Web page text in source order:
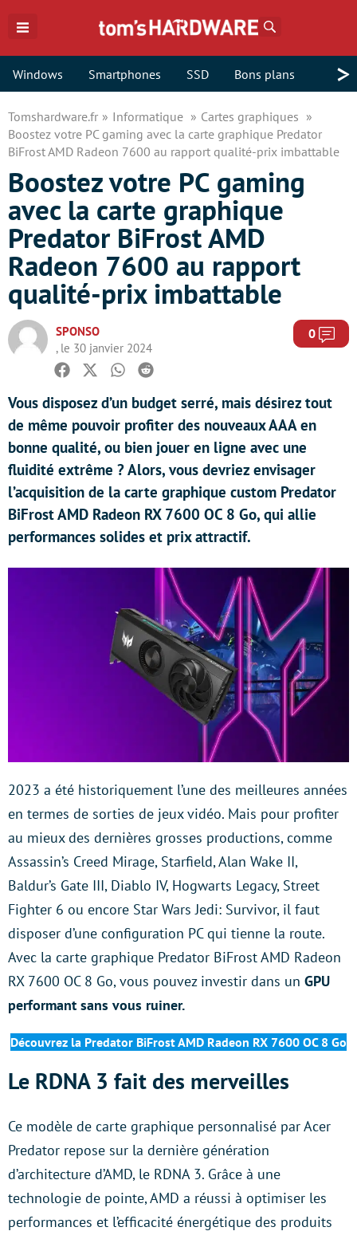
Windows Smartphones SSD Bons plans >
Tomshardware.fr Informatique
Cartes graphiques
Boostez votre PC gaming avec la carte graphique Predator
BiFrost AMD Radeon 7600 au rapport qualité-prix imbattable
Boostez votre PC gaming
avec la carte graphique
Predator BiFrost AMD
Radeon 7600 au rapport
qualité-prix imbattable
SPONSO
, le 30 janvier 2024
0
Facebook
TwitterWhatsapp
Reddit
Vous disposez d’un budget serré, mais désirez tout
de même pouvoir profiter des nouveaux AAA en
bonne qualité, ou bien jouer en ligne avec une
fluidité extrême ? Alors, vous devriez envisager
l’acquisition de la carte graphique custom Predator
BiFrost AMD Radeon RX 7600 OC 8 Go, qui allie
performances solides et prix attractif.
2023 a été historiquement l’une des meilleures années
en termes de sorties de jeux vidéo. Mais pour profiter
au mieux des dernières grosses productions, comme
Assassin’s Creed Mirage, Starfield, Alan Wake II,
Baldur’s Gate III, Diablo IV, Hogwarts Legacy, Street
Fighter 6 ou encore Star Wars Jedi: Survivor, il faut
disposer d’une configuration PC qui tienne la route.
Avec la carte graphique Predator BiFrost AMD Radeon
RX 7600 OC 8 Go, vous pouvez investir dans un GPU
performant sans vous ruiner.
Découvrez la Predator BiFrost AMD Radeon RX 7600 OC 8 Go
Le RDNA 3 fait des merveilles
Ce modèle de carte graphique personnalisé par Acer
Predator repose sur la dernière génération
d’architecture d’AMD, le RDNA 3. Grâce à une
technologie de pointe, AMD a réussi à optimiser les
performances et l’efficacité énergétique des produits